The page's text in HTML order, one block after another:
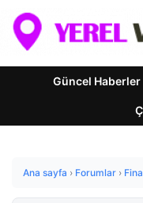
Güncel Haberler
Ana sayfa › Forumlar ›